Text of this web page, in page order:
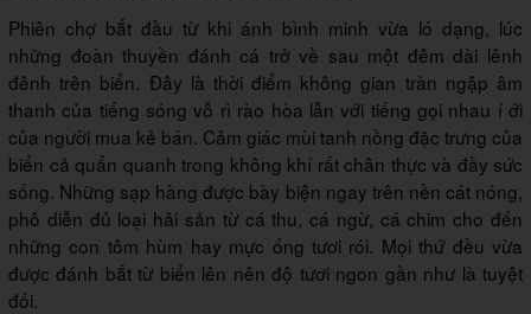
Phiên chợ bắt đầu từ khi ánh bình minh vừa ló dạng, lúc
những đoàn thuyền đánh cá trở về sau một đêm dài lênh
đênh trên biển. Đây là thời điểm không gian tràn ngập âm
thanh của tiếng sóng vỗ rì rào hòa lẫn với tiếng gọi nhau í ới
của người mua kẻ bán. Cảm giác mùi tanh nồng đặc trưng của
biển cả quẩn quanh trong không khí rất chân thực và đầy sức
sống. Những sạp hàng được bày biện ngay trên nền cát nóng,
phô diễn đủ loại hải sản từ cá thu, cá ngừ, cá chim cho đến
những con tôm hùm hay mực ống tươi rói. Mọi thứ đều vừa
được đánh bắt từ biển lên nên độ tươi ngon gần như là tuyệt
đối.